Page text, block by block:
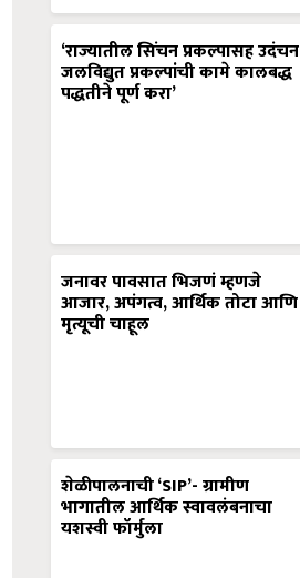
‘राज्यातील सिंचन प्रकल्पासह उदंचन
जलविद्युत प्रकल्पांची कामे कालबद्ध
पद्धतीने पूर्ण करा’
जनावर पावसात भिजणं म्हणजे
आजार, अपंगत्व, आर्थिक तोटा आणि
मृत्यूची चाहूल
शेळीपालनाची ‘SIP’- ग्रामीण
भागातील आर्थिक स्वावलंबनाचा
यशस्वी फॉर्मुला